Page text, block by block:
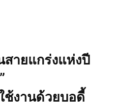
ายแกร่งแห่งปี
ช้งานด้วยบอดี้